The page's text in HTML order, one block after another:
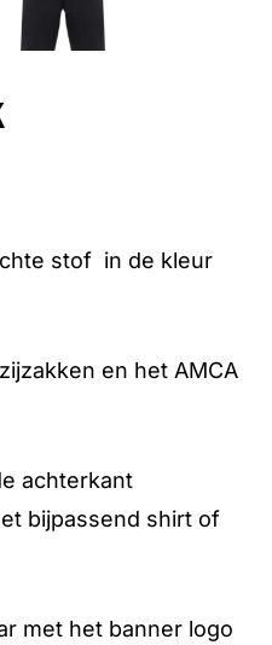
stof in de kleur
en het AMCA
achterkant
bijpassend shirt of
met het banner logo